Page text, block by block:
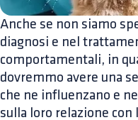
Anche se non siamo
diagnosi e nel
comportamentali, in
dovremmo avere una
che ne influenzano e
sulla loro relazione